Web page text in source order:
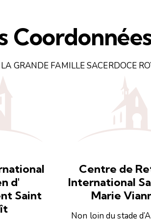
GRANDE FAMILLE SACERDOCE
d'
Saint
Centre de
International
Marie
Non loin du stade